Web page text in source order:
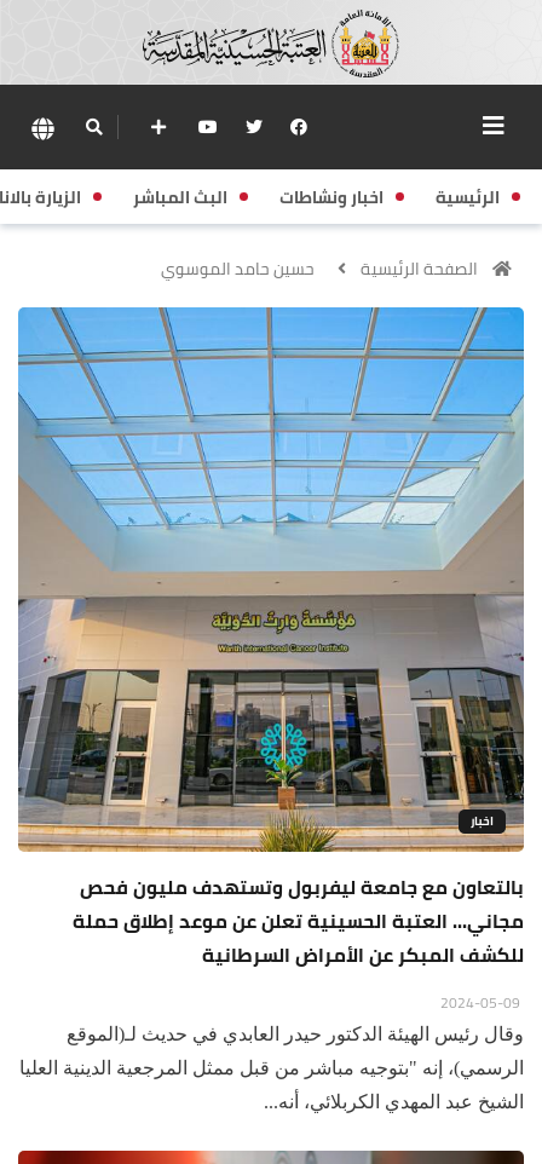
الرئيسية اخبار ونشاطات البث المباشر الزيارة
الصفحة الرئيسية حسين حامد الموسوي
اخبار
بالتعاون مع جامعة ليفربول وتستهدف مليون فحص
مجاني... العتبة الحسينية تعلن عن موعد إطلاق حملة
للكشف المبكر عن الأمراض السرطانية
وقال رئيس الهيئة الدكتور حيدر العابدي في حديث لـ(الموقع
الرسمي)، إنه "بتوجيه مباشر من قبل ممثل المرجعية الدينية العليا
الشيخ عبد المهدي الكربلائي، أنه...